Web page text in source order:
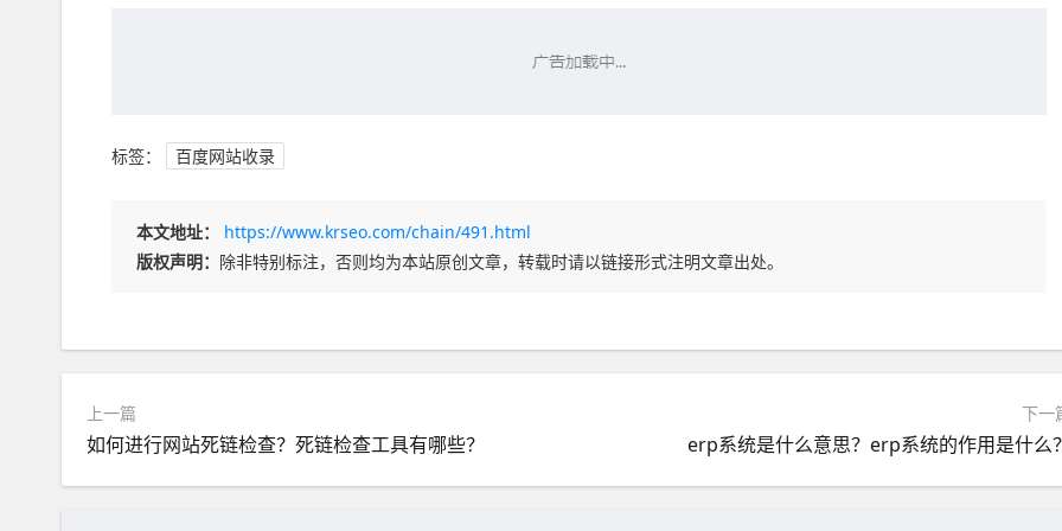
标签： 百度网站收录
本文地址：
https://www.krseo.com/chain/491.html
版权声明： 除非特别标注，否则均为本站原创文章，转载时请以链接形式注明文章出处。
上一篇
如何进行网站死链检查？死链检查工具有哪些？
下一
erp系统是什么意思？erp系统的作用是什么